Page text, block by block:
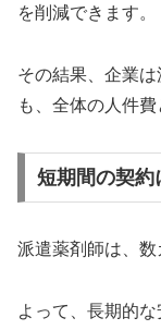
を削減できます。
その結果、企業
も、全体の人件
短期間の契約
派遣薬剤師は、数
よって、長期的